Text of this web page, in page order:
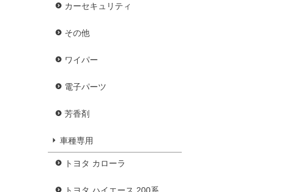
カーセキュリティ
その他
ワイパー
電子パーツ
芳香剤
車種専用
トヨタ カローラ